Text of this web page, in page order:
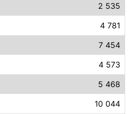
2 535
4 781
7 454
4 573
5 468
10 044